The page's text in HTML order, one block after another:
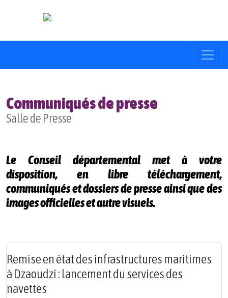
Communiqués de presse
Salle de Presse
Le Conseil départemental met à votre
disposition, en libre téléchargement,
communiqués et dossiers de presse ainsi que des
images officielles et autre visuels.
Remise en état des infrastructures maritimes
à Dzaoudzi : lancement du services des
navettes